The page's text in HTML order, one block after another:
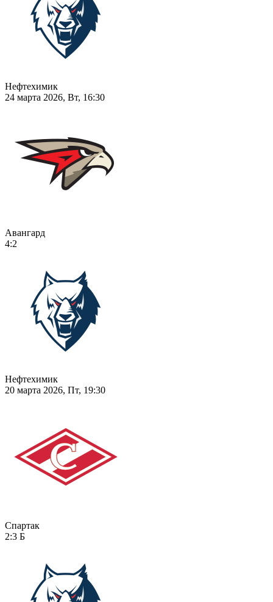
Нефтехимик
24 марта 2026, Вт, 16:30
Авангард
4:2
Нефтехимик
20 марта 2026, Пт, 19:30
Спартак
2:3 Б